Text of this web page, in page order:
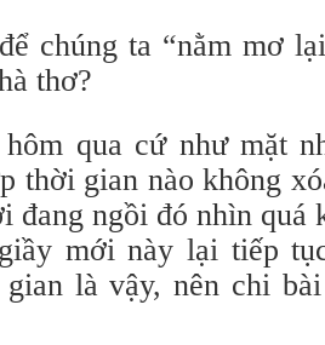
chúng ta “nằm mơ
thơ?
qua cứ như mặt
thời gian nào không
đang ngồi đó nhìn quá
mới này lại tiếp
là vậy, nên chi